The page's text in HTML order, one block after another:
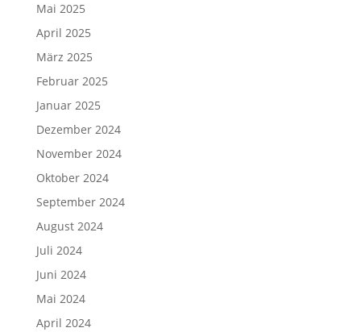
Mai 2025
April 2025
März 2025
Februar 2025
Januar 2025
Dezember 2024
November 2024
Oktober 2024
September 2024
August 2024
Juli 2024
Juni 2024
Mai 2024
April 2024